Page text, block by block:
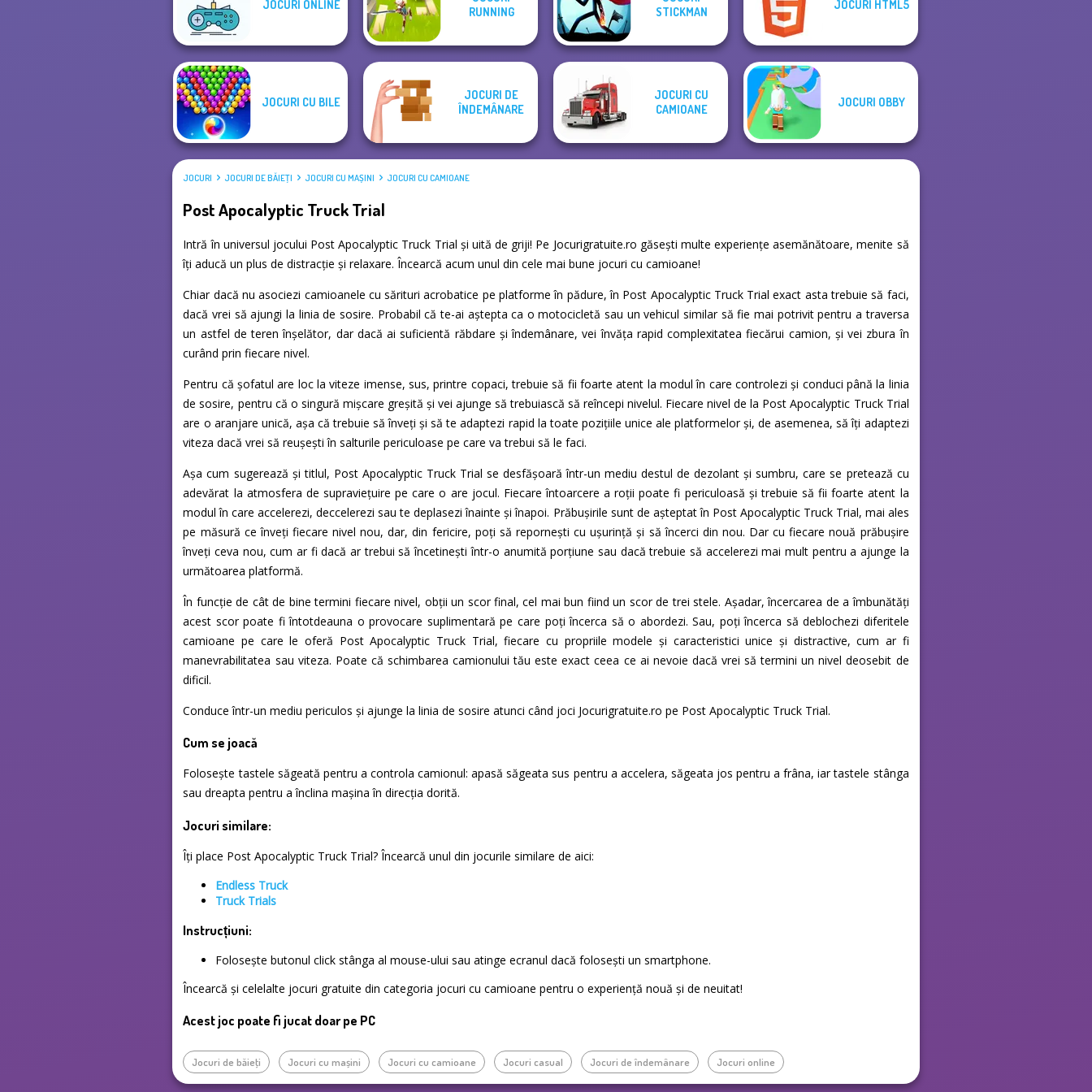
Monster Truck
Crazy Racing 2
3D Free Kick
The Impossible
Quiz Classic
Offroad
Simulator
Timberman
Night OffRoad
Cargo
Backflip Maniac
JOCURI ONLINE
RUNNING
STICKMAN
JOCURI HTML5
JOCURI CU BILE
JOCURI DE
ÎNDEMÂNARE
JOCURI CU
CAMIOANE
JOCURI OBBY
JOCURI JOCURI DE BĂIEŢI JOCURI CU MAȘINI JOCURI CU CAMIOANE
Post Apocalyptic Truck Trial
Intră în universul jocului Post Apocalyptic Truck Trial și uită de griji! Pe Jocurigratuite.ro găsești multe experiențe asemănătoare, menite să
îți aducă un plus de distracție și relaxare. Încearcă acum unul din cele mai bune jocuri cu camioane!
Chiar dacă nu asociezi camioanele cu sărituri acrobatice pe platforme în pădure, în Post Apocalyptic Truck Trial exact asta trebuie să faci,
dacă vrei să ajungi la linia de sosire. Probabil că te-ai aștepta ca o motocicletă sau un vehicul similar să fie mai potrivit pentru a traversa
un astfel de teren înșelător, dar dacă ai suficientă răbdare și îndemânare, vei învăța rapid complexitatea fiecărui camion, și vei zbura în
curând prin fiecare nivel.
Pentru că șofatul are loc la viteze imense, sus, printre copaci, trebuie să fii foarte atent la modul în care controlezi și conduci până la linia
de sosire, pentru că o singură mișcare greșită și vei ajunge să trebuiască să reîncepi nivelul. Fiecare nivel de la Post Apocalyptic Truck Trial
are o aranjare unică, așa că trebuie să înveți și să te adaptezi rapid la toate pozițiile unice ale platformelor și, de asemenea, să îți adaptezi
viteza dacă vrei să reușești în salturile periculoase pe care va trebui să le faci.
Așa cum sugerează și titlul, Post Apocalyptic Truck Trial se desfășoară într-un mediu destul de dezolant și sumbru, care se pretează cu
adevărat la atmosfera de supraviețuire pe care o are jocul. Fiecare întoarcere a roții poate fi periculoasă și trebuie să fii foarte atent la
modul în care accelerezi, deccelerezi sau te deplasezi înainte și înapoi. Prăbușirile sunt de așteptat în Post Apocalyptic Truck Trial, mai ales
pe măsură ce înveți fiecare nivel nou, dar, din fericire, poți să repornești cu ușurință și să încerci din nou. Dar cu fiecare nouă prăbușire
înveți ceva nou, cum ar fi dacă ar trebui să încetinești într-o anumită porțiune sau dacă trebuie să accelerezi mai mult pentru a ajunge la
următoarea platformă.
În funcție de cât de bine termini fiecare nivel, obții un scor final, cel mai bun fiind un scor de trei stele. Așadar, încercarea de a îmbunătăți
acest scor poate fi întotdeauna o provocare suplimentară pe care poți încerca să o abordezi. Sau, poți încerca să deblochezi diferitele
camioane pe care le oferă Post Apocalyptic Truck Trial, fiecare cu propriile modele și caracteristici unice și distractive, cum ar fi
manevrabilitatea sau viteza. Poate că schimbarea camionului tău este exact ceea ce ai nevoie dacă vrei să termini un nivel deosebit de
dificil.
Conduce într-un mediu periculos și ajunge la linia de sosire atunci când joci Jocurigratuite.ro pe Post Apocalyptic Truck Trial.
Cum se joacă
Folosește tastele săgeată pentru a controla camionul: apasă săgeata sus pentru a accelera, săgeata jos pentru a frâna, iar tastele stânga
sau dreapta pentru a înclina mașina în direcția dorită.
Jocuri similare:
Îți place Post Apocalyptic Truck Trial? Încearcă unul din jocurile similare de aici:
Endless Truck
Truck Trials
Instrucțiuni:
Folosește butonul click stânga al mouse-ului sau atinge ecranul dacă folosești un smartphone.
Încearcă și celelalte jocuri gratuite din categoria jocuri cu camioane pentru o experiență nouă și de neuitat!
Acest joc poate fi jucat doar pe PC
Jocuri de băieţi Jocuri cu mașini Jocuri cu camioane Jocuri casual Jocuri de îndemânare Jocuri online